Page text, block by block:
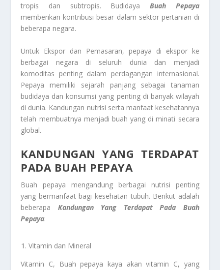
tropis dan subtropis. Budidaya Buah Pepaya
memberikan kontribusi besar dalam sektor pertanian di
beberapa negara.
Untuk Ekspor dan Pemasaran, pepaya di ekspor ke
berbagai negara di seluruh dunia dan menjadi
komoditas penting dalam perdagangan internasional.
Pepaya memiliki sejarah panjang sebagai tanaman
budidaya dan konsumsi yang penting di banyak wilayah
di dunia. Kandungan nutrisi serta manfaat kesehatannya
telah membuatnya menjadi buah yang di minati secara
global.
KANDUNGAN YANG TERDAPAT
PADA BUAH PEPAYA
Buah pepaya mengandung berbagai nutrisi penting
yang bermanfaat bagi kesehatan tubuh. Berikut adalah
beberapa Kandungan Yang Terdapat Pada Buah
Pepaya:
Vitamin dan Mineral
Vitamin C, Buah pepaya kaya akan vitamin C, yang